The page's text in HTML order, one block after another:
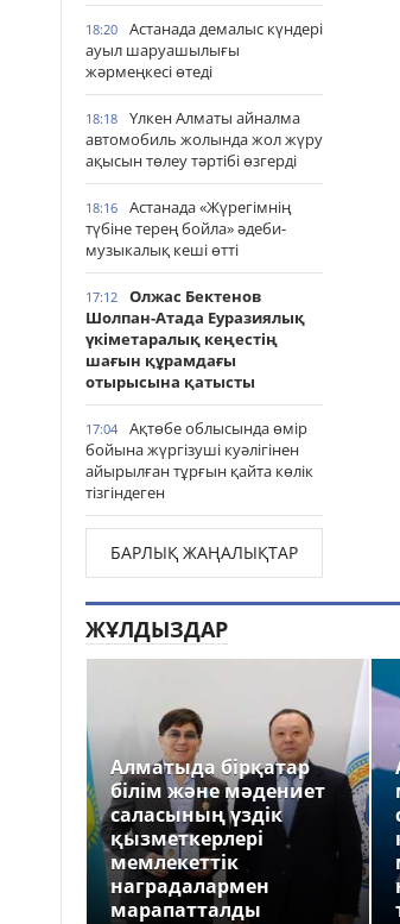
18:20
Астанада демалыс күндері
ауыл шаруашылығы
жәрмеңкесі өтеді
18:18
Үлкен Алматы айналма
автомобиль жолында жол жүру
ақысын төлеу тәртібі өзгерді
18:16
Астанада «Жүрегімнің
түбіне терең бойла» әдеби-
музыкалық кеші өтті
17:12
Олжас Бектенов
Шолпан-Атада Еуразиялық
үкіметаралық кеңестің
шағын құрамдағы
отырысына қатысты
17:04
Ақтөбе облысында өмір
бойына жүргізуші куәлігінен
айырылған тұрғын қайта көлік
тізгіндеген
БАРЛЫҚ ЖАҢАЛЫҚТАР
ЖҰЛДЫЗДАР
Алматыда бірқатар
білім және мәдениет
саласының үздік
қызметкерлері
мемлекеттік
наградалармен
марапатталды